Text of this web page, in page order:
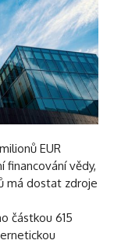
EUR
financování vědy,
má dostat zdroje
částkou 615